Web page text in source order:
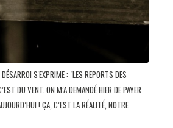
S'EXPRIME : "LES REPORTS DES
DU VENT. ON M’A DEMANDÉ HIER DE PAYER
! ÇA, C’EST LA RÉALITÉ, NOTRE